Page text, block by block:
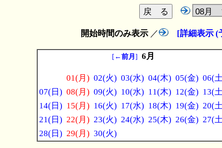
開始時間のみ表示 ／ [詳細表示 (
[ ←前月 ] 6月
01(月) 02(火) 03(水) 04(木) 05(金) 06(
07(日) 08(月) 09(火) 10(水) 11(木) 12(金) 13(
14(日) 15(月) 16(火) 17(水) 18(木) 19(金) 20(
21(日) 22(月) 23(火) 24(水) 25(木) 26(金) 27(
28(日) 29(月) 30(火)